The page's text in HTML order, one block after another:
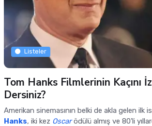
Listeler
Tom Hanks Filmlerinin Kaçını
Dersiniz?
Amerikan sinemasının belki de akla gelen ilk
Hanks, iki kez Oscarödülü almış ve 80'li